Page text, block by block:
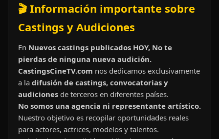
🎬 Información importante sobre
Castings y Audiciones
En Nuevos castings publicados HOY, No te
pierdas de ninguna nueva audición.
CastingsCineTV.com nos dedicamos exclusivamente
a la difusión de castings, convocatorias y
audiciones de terceros en diferentes países.
No somos una agencia ni representante artístico.
Nuestro objetivo es recopilar oportunidades reales
para actores, actrices, modelos y talentos.